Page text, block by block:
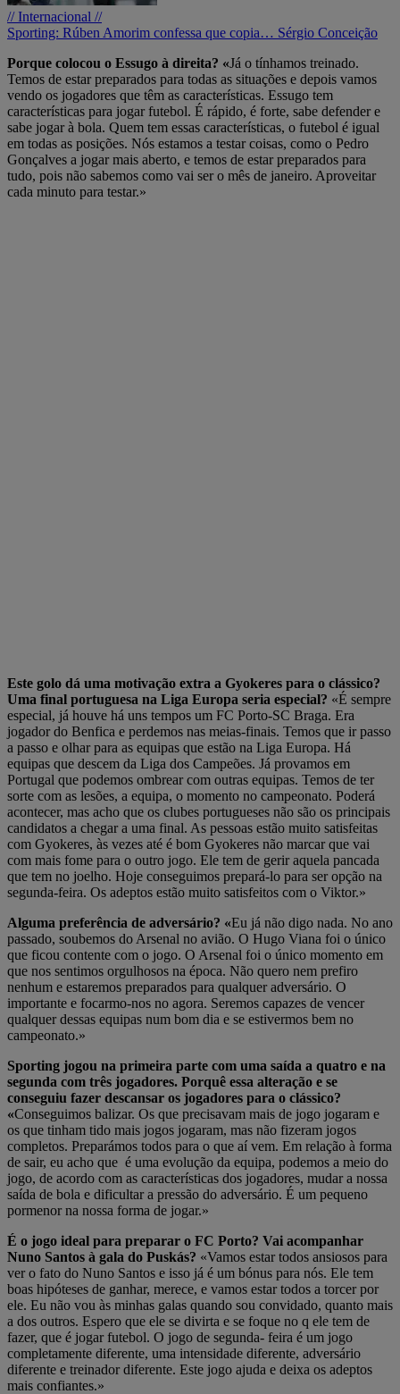
// Internacional //
Sporting: Rúben Amorim confessa que copia… Sérgio Conceição
Porque colocou o Essugo à direita? «Já o tínhamos treinado.
Temos de estar preparados para todas as situações e depois vamos
vendo os jogadores que têm as características. Essugo tem
características para jogar futebol. É rápido, é forte, sabe defender e
sabe jogar à bola. Quem tem essas características, o futebol é igual
em todas as posições. Nós estamos a testar coisas, como o Pedro
Gonçalves a jogar mais aberto, e temos de estar preparados para
tudo, pois não sabemos como vai ser o mês de janeiro. Aproveitar
cada minuto para testar.»
Este golo dá uma motivação extra a Gyokeres para o clássico?
Uma final portuguesa na Liga Europa seria especial? «É sempre
especial, já houve há uns tempos um FC Porto-SC Braga. Era
jogador do Benfica e perdemos nas meias-finais. Temos que ir passo
a passo e olhar para as equipas que estão na Liga Europa. Há
equipas que descem da Liga dos Campeões. Já provamos em
Portugal que podemos ombrear com outras equipas. Temos de ter
sorte com as lesões, a equipa, o momento no campeonato. Poderá
acontecer, mas acho que os clubes portugueses não são os principais
candidatos a chegar a uma final. As pessoas estão muito satisfeitas
com Gyokeres, às vezes até é bom Gyokeres não marcar que vai
com mais fome para o outro jogo. Ele tem de gerir aquela pancada
que tem no joelho. Hoje conseguimos prepará-lo para ser opção na
segunda-feira. Os adeptos estão muito satisfeitos com o Viktor.»
Alguma preferência de adversário? «Eu já não digo nada. No ano
passado, soubemos do Arsenal no avião. O Hugo Viana foi o único
que ficou contente com o jogo. O Arsenal foi o único momento em
que nos sentimos orgulhosos na época. Não quero nem prefiro
nenhum e estaremos preparados para qualquer adversário. O
importante e focarmo-nos no agora. Seremos capazes de vencer
qualquer dessas equipas num bom dia e se estivermos bem no
campeonato.»
Sporting jogou na primeira parte com uma saída a quatro e na
segunda com três jogadores. Porquê essa alteração e se
conseguiu fazer descansar os jogadores para o clássico?
«Conseguimos balizar. Os que precisavam mais de jogo jogaram e
os que tinham tido mais jogos jogaram, mas não fizeram jogos
completos. Preparámos todos para o que aí vem. Em relação à forma
de sair, eu acho que é uma evolução da equipa, podemos a meio do
jogo, de acordo com as características dos jogadores, mudar a nossa
saída de bola e dificultar a pressão do adversário. É um pequeno
pormenor na nossa forma de jogar.»
É o jogo ideal para preparar o FC Porto? Vai acompanhar
Nuno Santos à gala do Puskás? «Vamos estar todos ansiosos para
ver o fato do Nuno Santos e isso já é um bónus para nós. Ele tem
boas hipóteses de ganhar, merece, e vamos estar todos a torcer por
ele. Eu não vou às minhas galas quando sou convidado, quanto mais
a dos outros. Espero que ele se divirta e se foque no q ele tem de
fazer, que é jogar futebol. O jogo de segunda- feira é um jogo
completamente diferente, uma intensidade diferente, adversário
diferente e treinador diferente. Este jogo ajuda e deixa os adeptos
mais confiantes.»